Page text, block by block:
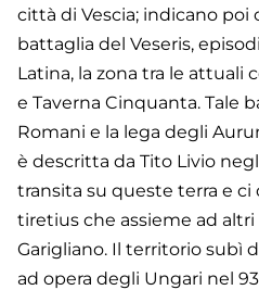
città di Vescia; indicano poi
battaglia del Veseris,
Latina, la zona tra le attuali
e Taverna Cinquanta. Tale
Romani e la lega degli
è descritta da Tito Livio
transita su queste terra e ci
tiretius che assieme ad
Garigliano. Il territorio subì
ad opera degli Ungari nel